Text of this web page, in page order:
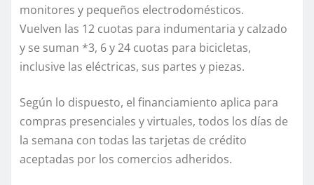
monitores y pequeños electrodomésticos.
Vuelven las 12 cuotas para indumentaria y calzado
y se suman *3, 6 y 24 cuotas para bicicletas,
inclusive las eléctricas, sus partes y piezas.
Según lo dispuesto, el financiamiento aplica para
compras presenciales y virtuales, todos los días de
la semana con todas las tarjetas de crédito
aceptadas por los comercios adheridos.